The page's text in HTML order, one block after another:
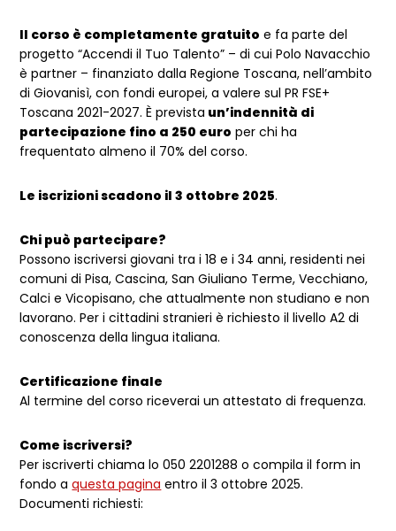
Il corso è completamente gratuito e fa parte del
progetto “Accendi il Tuo Talento” – di cui Polo Navacchio
è partner – finanziato dalla Regione Toscana, nell’ambito
di Giovanisì, con fondi europei, a valere sul PR FSE+
Toscana 2021-2027. È prevista un’indennità di
partecipazione fino a 250 euro per chi ha
frequentato almeno il 70% del corso.
Le iscrizioni scadono il 3 ottobre 2025.
Chi può partecipare?
Possono iscriversi giovani tra i 18 e i 34 anni, residenti nei
comuni di Pisa, Cascina, San Giuliano Terme, Vecchiano,
Calci e Vicopisano, che attualmente non studiano e non
lavorano. Per i cittadini stranieri è richiesto il livello A2 di
conoscenza della lingua italiana.
Certificazione finale
Al termine del corso riceverai un attestato di frequenza.
Come iscriversi?
Per iscriverti chiama lo 050 2201288 o compila il form in
fondo aquesta pagina entro il 3 ottobre 2025.
Documenti richiesti: